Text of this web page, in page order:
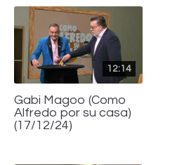
12:14
Gabi Magoo (Como
Alfredo por su casa)
(17/12/24)